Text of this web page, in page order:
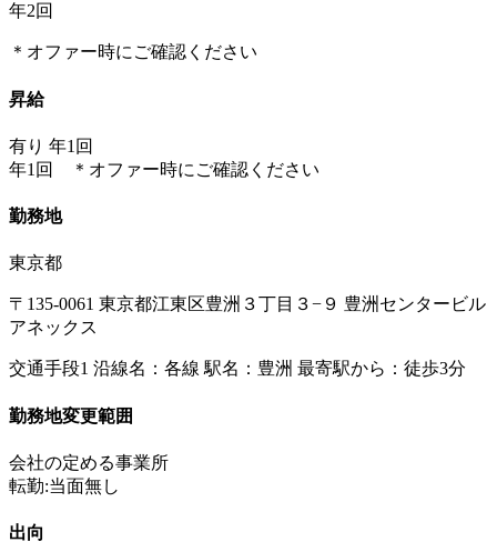
年2回
＊オファー時にご確認ください
昇給
有り 年1回
年1回 ＊オファー時にご確認ください
勤務地
東京都
〒135-0061 東京都江東区豊洲３丁目３−９ 豊洲センタービル
アネックス
交通手段1 沿線名：各線 駅名：豊洲 最寄駅から：徒歩3分
勤務地変更範囲
会社の定める事業所
転勤:当面無し
出向